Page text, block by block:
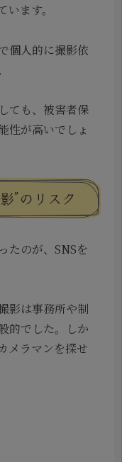
ます。
個人的に撮影依
ても、被害者保
性が高いでしょ
”のリスク
たのが、SNSを
影は事務所や制
的でした。しか
メラマンを探せ